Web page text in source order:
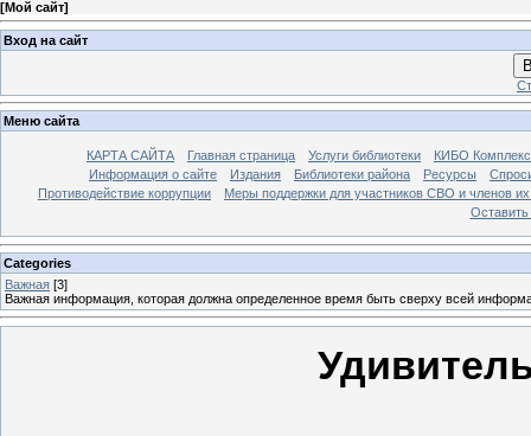
[Мой сайт]
Вход на сайт
Меню сайта
КАРТА САЙТА Главная страница Услуги библиотеки
КИБО
Информация о сайте
Издания Библиотеки района Ресурсы
Противодействие коррупции
Меры поддержки для участников СВО и членов
Оставить
Categories
Важная [3]
Важная информация, которая должна определенное время быть сверху всей